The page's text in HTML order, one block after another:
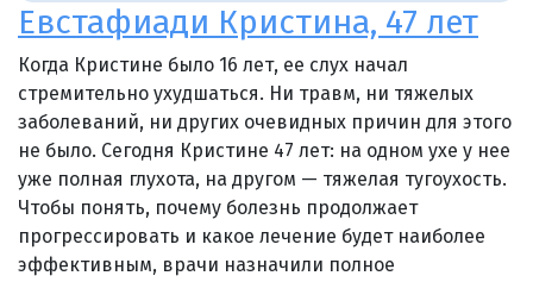
Евстафиади Кристина, 47 лет
Когда Кристине было 16 лет, ее слух начал
стремительно ухудшаться. Ни травм, ни тяжелых
заболеваний, ни других очевидных причин для этого
не было. Сегодня Кристине 47 лет: на одном ухе у нее
уже полная глухота, на другом — тяжелая тугоухость.
Чтобы понять, почему болезнь продолжает
прогрессировать и какое лечение будет наиболее
эффективным, врачи назначили полное